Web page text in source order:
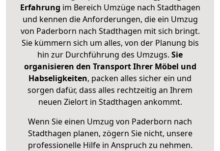
Erfahrung im Bereich Umzüge nach Stadthagen
und kennen die Anforderungen, die ein Umzug
von Paderborn nach Stadthagen mit sich bringt.
Sie kümmern sich um alles, von der Planung bis
hin zur Durchführung des Umzugs. Sie
organisieren den Transport Ihrer Möbel und
Habseligkeiten, packen alles sicher ein und
sorgen dafür, dass alles rechtzeitig an Ihrem
neuen Zielort in Stadthagen ankommt.
Wenn Sie einen Umzug von Paderborn nach
Stadthagen planen, zögern Sie nicht, unsere
professionelle Hilfe in Anspruch zu nehmen.